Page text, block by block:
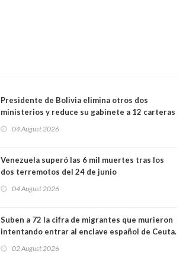
Presidente de Bolivia elimina otros dos
ministerios y reduce su gabinete a 12 carteras
04 August 2026
Venezuela superó las 6 mil muertes tras los
dos terremotos del 24 de junio
04 August 2026
Suben a 72 la cifra de migrantes que murieron
intentando entrar al enclave español de Ceuta.
02 August 2026